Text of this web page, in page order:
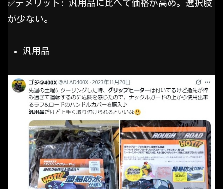
✅️デメリット: 汎用品に比べて価格が高め。選択肢
が少ない。
汎用品